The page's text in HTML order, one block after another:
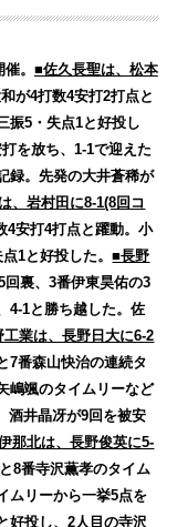
。 ■佐久長聖は、松本
が4打数4安打2打点と
振5・失点1と好投し
を放ち、1-1で迎えた
録。先発の大井蒼稀が
、岩村田に8-1(8回コ
4安打4打点と躍動。小
1と好投した。■長野
回裏、3番伊東昊佑の3
4-1と勝ち越した。佐
工業は、長野日大に6-2
7番森山快治の連続タ
嶋颯のタイムリーなど
酒井晶冴が9回を被安
那北は、長野俊英に5-
8番寺沢薫孝のタイム
ムリーから一挙5点を
好投し、2人目の寺沢